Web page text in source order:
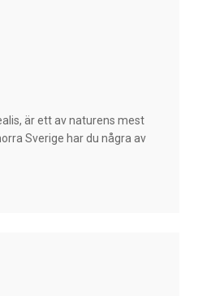
är ett av naturens mest
Sverige har du några av